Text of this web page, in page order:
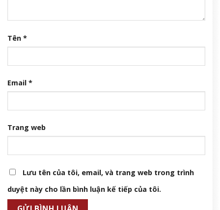
Tên *
Email *
Trang web
Lưu tên của tôi, email, và trang web trong trình
duyệt này cho lần bình luận kế tiếp của tôi.